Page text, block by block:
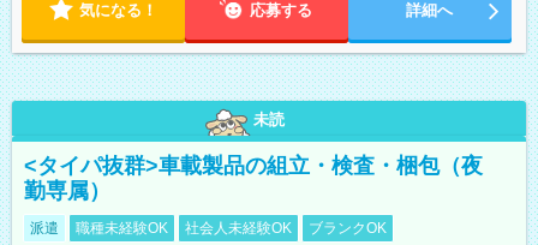
気になる！ 応募する 詳細へ
未読
<タイパ抜群>車載製品の組立・検査・梱包（夜
勤専属）
派遣 職種未経験OK 社会人未経験OK
ブランクOK